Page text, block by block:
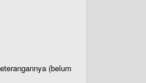
(belum